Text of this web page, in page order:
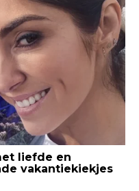
liefde en
vakantiekiekjes